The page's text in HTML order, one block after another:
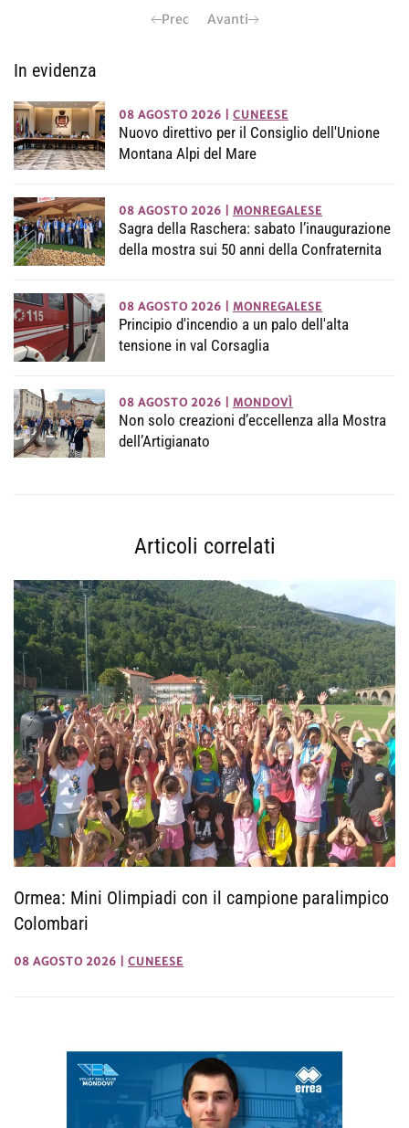
Prec Avanti
In evidenza
08 AGOSTO 2026 CUNEESE
Nuovo direttivo per il Consiglio dell'Unione
Montana Alpi del Mare
08 AGOSTO 2026 MONREGALESE
Sagra della Raschera: sabato l’inaugurazione
della mostra sui 50 anni della Confraternita
08 AGOSTO 2026 MONREGALESE
Principio d'incendio a un palo dell'alta
tensione in val Corsaglia
08 AGOSTO 2026 MONDOVÌ
Non solo creazioni d’eccellenza alla Mostra
dell’Artigianato
Articoli correlati
Ormea: Mini Olimpiadi con il campione paralimpico
Colombari
08 AGOSTO 2026 CUNEESE